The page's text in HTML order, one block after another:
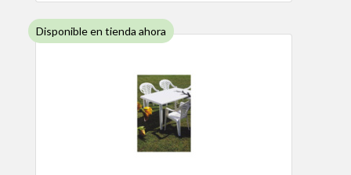
Disponible en tienda ahora